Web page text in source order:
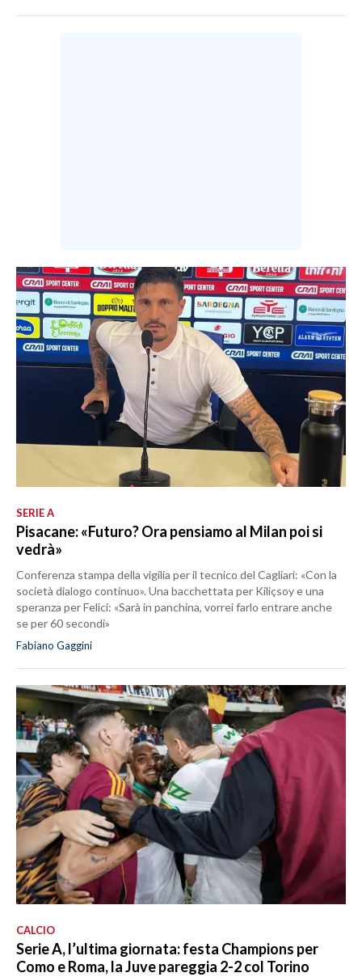
INSULARITÀ
SERIE A
Pisacane: «Futuro? Ora pensiamo al Milan poi si
vedrà»
Conferenza stampa della vigilia per il tecnico del Cagliari: «Con la
società dialogo continuo». Una bacchettata per Kiliçsoy e una
speranza per Felici: «Sarà in panchina, vorrei farlo entrare anche
se per 60 secondi»
Fabiano Gaggini
CALCIO
Serie A, l’ultima giornata: festa Champions per
Como e Roma, la Juve pareggia 2-2 col Torino